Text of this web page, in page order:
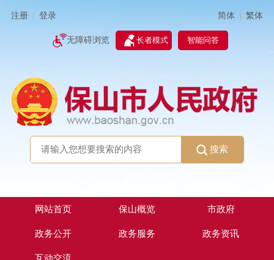
注册 登录 简体 | 繁体
无障碍浏览 长者模式 智能问答
搜索
网站首页 保山概览 市政府
政务公开 政务服务 政务资讯
互动交流